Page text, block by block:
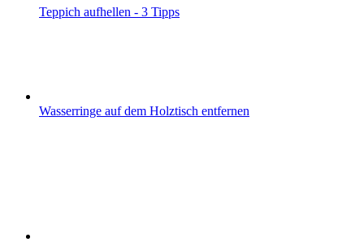
Teppich aufhellen - 3 Tipps
Wasserringe auf dem Holztisch entfernen